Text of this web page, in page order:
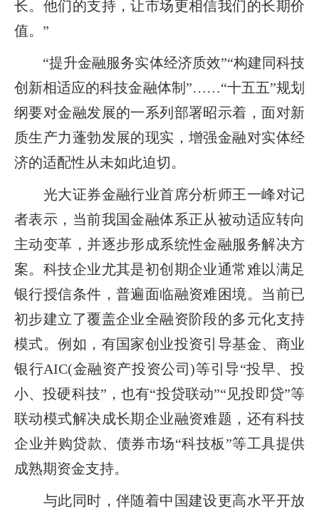
长。他们的支持，让市场更相信我们的长期价
值。”
“提升金融服务实体经济质效”“构建同科技
创新相适应的科技金融体制”……“十五五”规划
纲要对金融发展的一系列部署昭示着，面对新
质生产力蓬勃发展的现实，增强金融对实体经
济的适配性从未如此迫切。
光大证券金融行业首席分析师王一峰对记
者表示，当前我国金融体系正从被动适应转向
主动变革，并逐步形成系统性金融服务解决方
案。科技企业尤其是初创期企业通常难以满足
银行授信条件，普遍面临融资难困境。当前已
初步建立了覆盖企业全融资阶段的多元化支持
模式。例如，有国家创业投资引导基金、商业
银行AIC(金融资产投资公司)等引导“投早、投
小、投硬科技”，也有“投贷联动”“见投即贷”等
联动模式解决成长期企业融资难题，还有科技
企业并购贷款、债券市场“科技板”等工具提供
成熟期资金支持。
与此同时，伴随着中国建设更高水平开放